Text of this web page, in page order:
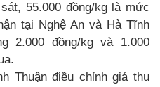
55.000 đồng/kg là mức
tại Nghệ An và Hà Tĩnh
2.000 đồng/kg và 1.000
Thuận điều chỉnh giá thu